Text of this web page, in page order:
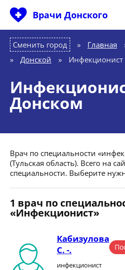
Врачи Донского
Сменить город Главная
»
Донской » Инфекционист
Донском
Врач по специальности
(Тульская область). Всего на
специальности. Выберите
1 врач по
«Инфекционист»
Кабизулова
С. -.
инфекционист